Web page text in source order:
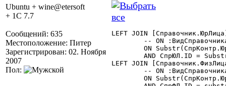
Ubuntu + wine@etersoft
+ 1C 7.7
Сообщений: 635
Местоположение: Питер
Зарегистрирован: 02. Ноября
2007
Пол:
LEFT JOIN
LEFT JOIN